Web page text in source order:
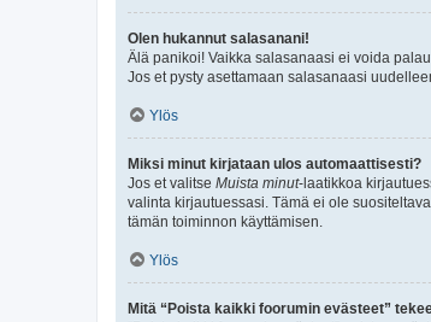
Olen hukannut salasanani!
Älä panikoi! Vaikka salasanaasi ei voida
Jos et pysty asettamaan salasanaasi
Ylös
Miksi minut kirjataan ulos automaattisesti?
Jos et valitse Muista minut-laatikkoa
valinta kirjautuessasi. Tämä ei ole
tämän toiminnon käyttämisen.
Ylös
Mitä “Poista kaikki foorumin evästeet”